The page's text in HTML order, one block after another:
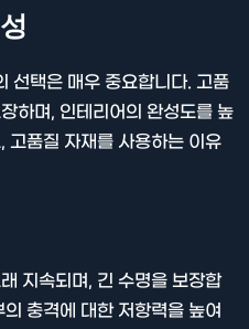
선택은 매우 중요합니다. 고품
하며, 인테리어의 완성도를 높
고품질 자재를 사용하는 이유
지속되며, 긴 수명을 보장합
충격에 대한 저항력을 높여